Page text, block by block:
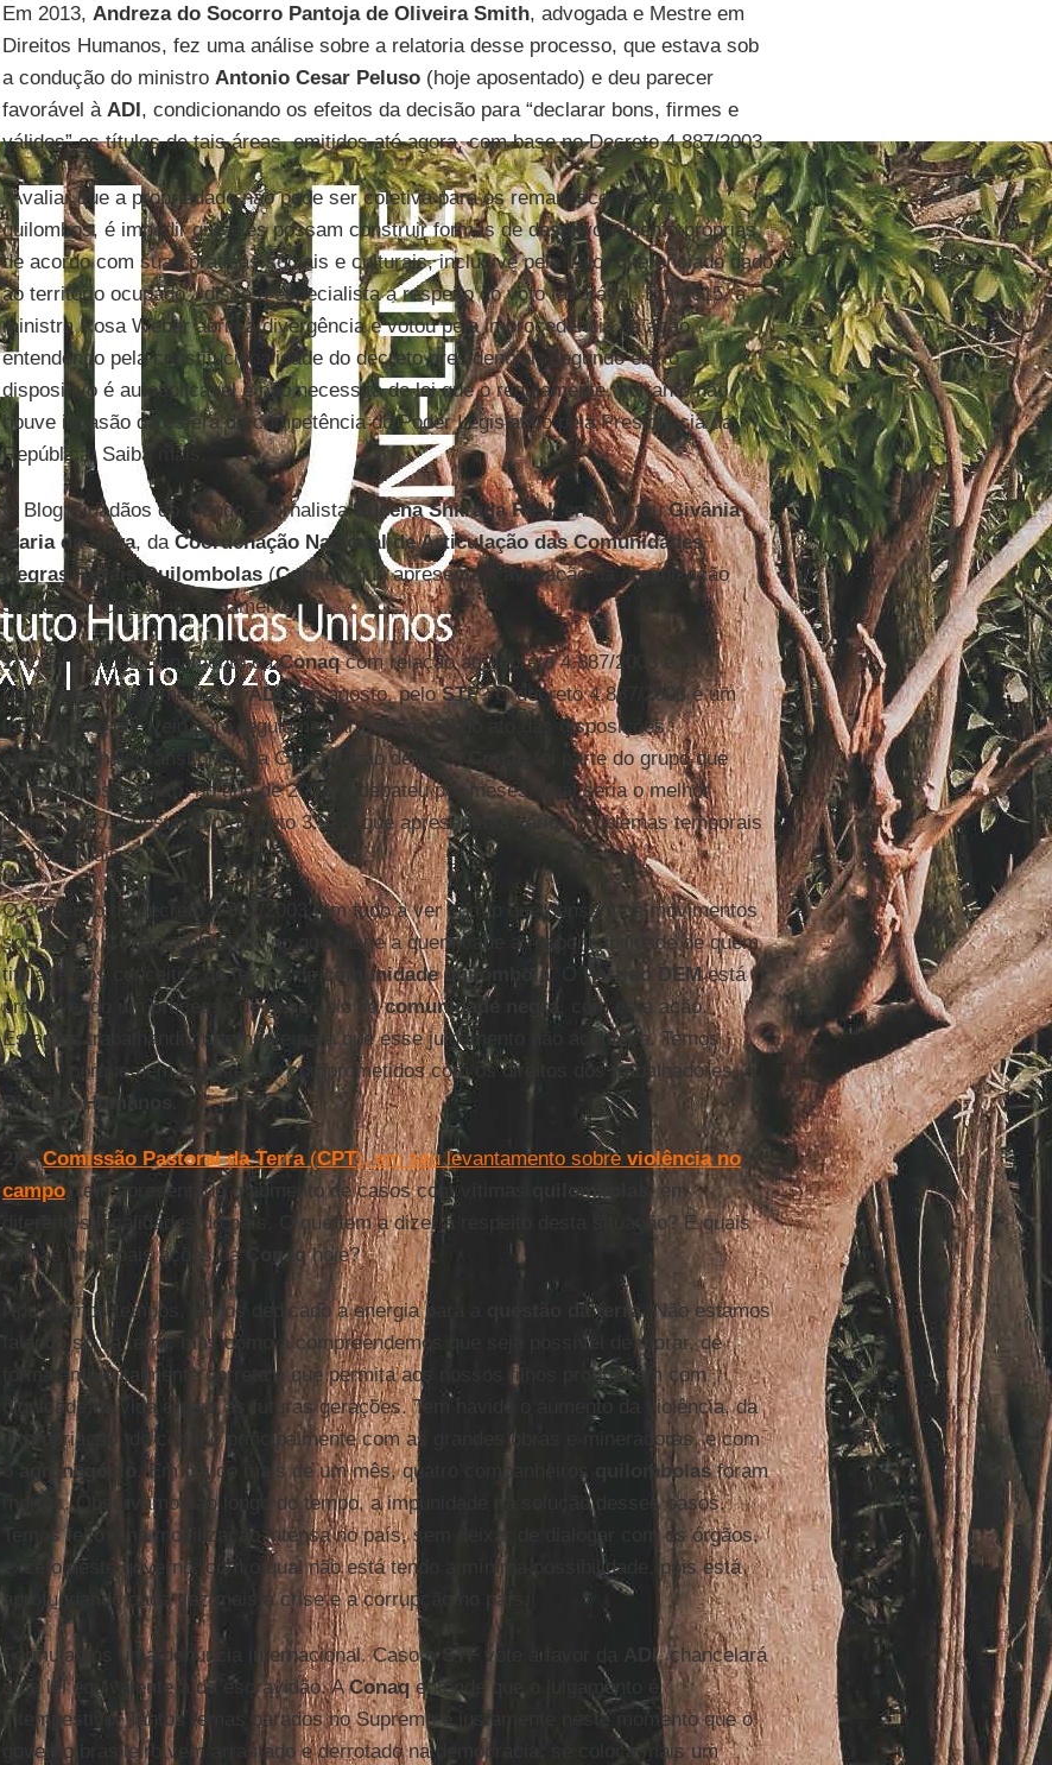
Em 2013, Andreza do Socorro Pantoja de Oliveira Smith, advogada e Mestre em
Direitos Humanos, fez uma análise sobre a relatoria desse processo, que estava sob
a condução do ministro Antonio Cesar Peluso(hoje aposentado) e deu parecer
favorável à ADI, condicionando os efeitos da decisão para “declarar bons, firmes e
válidos” os títulos de tais áreas, emitidos até agora, com base no Decreto 4.887/2003.
“Avaliar que a propriedade não pode ser coletiva para os remanescentes de
quilombos, é impedir que eles possam construir formas de desenvolvimento próprias,
de acordo com suas práticas sociais e culturais, inclusive pelo valor diferenciado dado
ao território ocupado”, disse a especialista a respeito do voto favorável. Em 2015, a
ministra Rosa Weber abriu a divergência e votou pela improcedência da ação,
entendendo pela constitucionalidade do decreto presidencial. Segundo ela, o
dispositivo é autoaplicável e não necessita de lei que o regulamente, portanto não
houve invasão da esfera de competência do Poder Legislativo pela Presidência da
República. Saiba mais.
O Blog Cidadãos do Mundo – jornalistaSucena Shkrada ReskentrevistouGivânia
Maria da Silva, da Coordenação Nacional de Articulação das Comunidades
Negras Rurais Quilombolas(Conaq), que apresenta a avaliação da organização
sobre o processo em andamento.
1)Qual é o posicionamento daConaqcom relação ao decreto 4.887/2003 e a
retomada do julgamento daADI, em agosto, peloSTF? O decreto 4.887/2003 é um
instrumento que veio para regulamentar o artigo 68 do ato das disposições
constitucionais transitórias da Constituição de 88. A
foi parte do grupo que
construiu esse texto, no ano de 2003, e debateu por meses, qual seria o melhor
instrumento. Substituiu o decreto 3.912, que apresentava vários problemas temporais
e conceituais.
O conteúdo do decreto 4.887/2003 tem tudo a ver com o que pensam os movimentos
sociais e oConaq, sobretudo no que tange a quem cabe a responsabilidade de quem
titular e aos conceitos de terra e de comunidade quilombola. O Partido DEMestá
promovendo um processo de genocídio dacomunidade negra
, com esta ação.
Estamos trabalhando fortemente para que esse julgamento não aconteça. Temos
receio, porque nem todos estão comprometidos com os direitos dos trabalhadores, e
Direitos Humanos
2) AComissão Pastoral da Terra(CPT), em seu levantamento sobre violência no
campo, tem apresentado o aumento de casos com vítimas quilombolas
, em
diferentes localidades do país. O que tem a dizer a respeito desta situação? E quais
são as principais ações da
Conaqhoje?
Nos últimos tempos, temos dedicado a energia para a questão da terra. Não estamos
falando só da terra, mas como a compreendemos que seja possível de morar, de
forma ambientalmente correta e que permita aos nossos filhos produzirem com
dignidade na vida e para as futuras gerações. Tem havido o aumento da violência, da
expropriação, do conflito principalmente com as grandes obras e mineradoras, e com
o agronegócio . Em pouco mais de um mês, quatro companheiros quilombolasforam
mortos. Observamos ao longo do tempo, a impunidade na solução desses casos.
Temos feito uma mobilização intensa no país, sem deixar de dialogar com os órgãos,
exceto neste governo, com o qual não está tendo a mínima possibilidade, pois está
aprofundando cada vez mais a crise e a corrupção no país.
Formulamos uma denúncia internacional. Caso o STF vote a favor da ADI, chancelará
uma lei equivalente à da escravidão. AConaqentende que o julgamento é
intempestivo. Tantos temas parados no Supremo e justamente neste momento que o
governo brasileiro vem arrastado e derrotado na democracia, se coloca mais um